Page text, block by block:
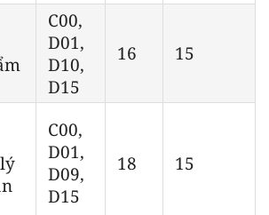
C00,
D01,
D10,
D15
16 15
C00,
D01,
D09,
D15
18 15